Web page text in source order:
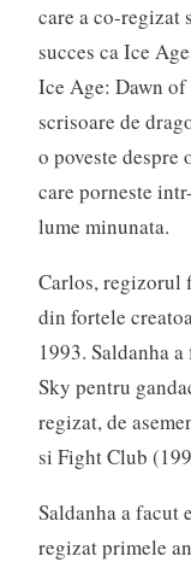
care a co-regizat
succes ca Ice
Ice Age: Dawn
scrisoare de
o poveste despre
care porneste
lume minunata.
Carlos, regizorul
din fortele
1993. Saldanha
Sky pentru
regizat, de
si Fight Club
Saldanha a facut
regizat primele